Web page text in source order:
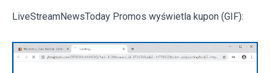
LiveStreamNewsToday Promos wyświetla kupon (GIF):